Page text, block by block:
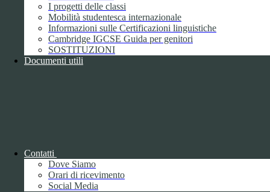
I progetti delle classi
Mobilità studentesca internazionale
Informazioni sulle Certificazioni linguistiche
Cambridge IGCSE Guida per genitori
SOSTITUZIONI
Documenti utili
Contatti
Dove Siamo
Orari di ricevimento
Social Media